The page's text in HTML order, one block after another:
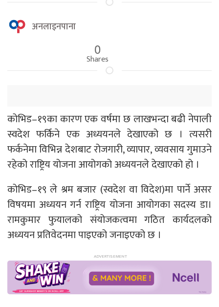
अनलाइनपाना
0
Shares
कोभिड–१९का कारण एक वर्षमा छ लाखभन्दा बढी नेपाली
स्वदेश फर्किने एक अध्ययनले देखाएको छ । त्यसरी
फर्कनेमा विभिन्न देशबाट रोजगारी, व्यापार, व्यवसाय गुमाउने
रहेको राष्ट्रिय योजना आयोगको अध्ययनले देखाएको हो ।
कोभिड–१९ ले श्रम बजार (स्वदेश वा विदेश)मा पार्ने असर
विषयमा अध्ययन गर्न राष्ट्रिय योजना आयोगका सदस्य डा।
रामकुमार फुयालको संयोजकत्वमा गठित कार्यदलको
अध्ययन प्रतिवेदनमा पाइएको जनाइएको छ ।